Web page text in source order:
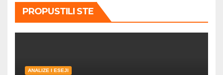
PROPUSTILI STE
ANALIZE I ESEJI